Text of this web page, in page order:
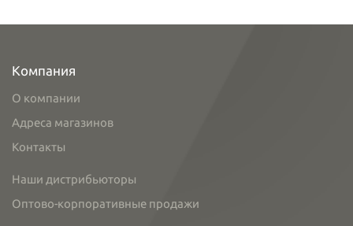
Компания
О компании
Адреса магазинов
Контакты
Наши дистрибьюторы
Оптово-корпоративные продажи